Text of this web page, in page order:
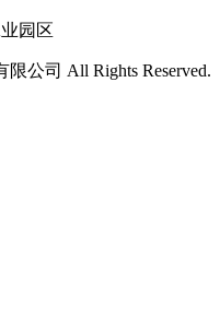
园区
公司 All Rights Reserved.